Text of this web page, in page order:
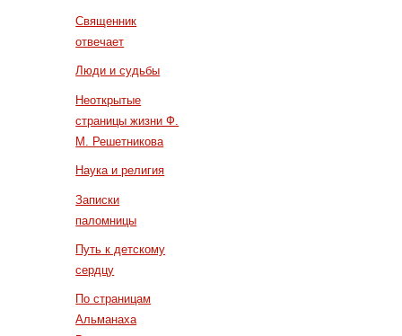
Священник
отвечает
Люди и судьбы
Неоткрытые
страницы жизни Ф.
М. Решетникова
Наука и религия
Записки
паломницы
Путь к детскому
сердцу
По страницам
Альманаха